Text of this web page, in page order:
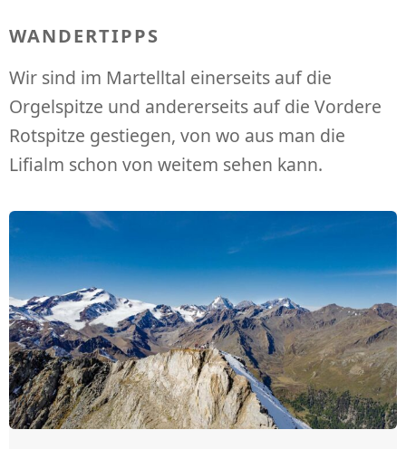
WANDERTIPPS
Wir sind im Martelltal einerseits auf die
Orgelspitze und andererseits auf die Vordere
Rotspitze gestiegen, von wo aus man die
Lifialm schon von weitem sehen kann.